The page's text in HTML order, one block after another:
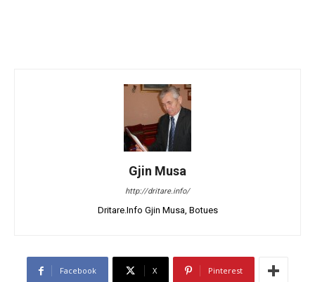
Gjin Musa
http://dritare.info/
Dritare.Info Gjin Musa, Botues
Facebook X Pinterest